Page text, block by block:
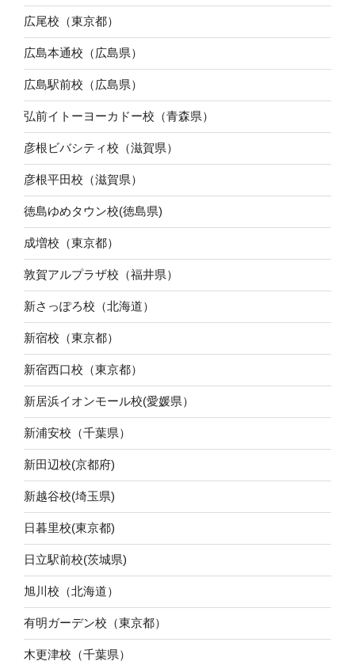
広尾校（東京都）
広島本通校（広島県）
広島駅前校（広島県）
弘前イトーヨーカドー校（青森県）
彦根ビバシティ校（滋賀県）
彦根平田校（滋賀県）
徳島ゆめタウン校(徳島県)
成増校（東京都）
敦賀アルプラザ校（福井県）
新さっぽろ校（北海道）
新宿校（東京都）
新宿西口校（東京都）
新居浜イオンモール校(愛媛県）
新浦安校（千葉県）
新田辺校(京都府)
新越谷校(埼玉県)
日暮里校(東京都)
日立駅前校(茨城県)
旭川校（北海道）
有明ガーデン校（東京都）
木更津校（千葉県）